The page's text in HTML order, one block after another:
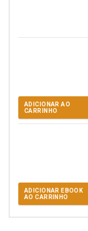
ADICIONAR AO
CARRINHO
ADICIONAR EBOOK
AO CARRINHO